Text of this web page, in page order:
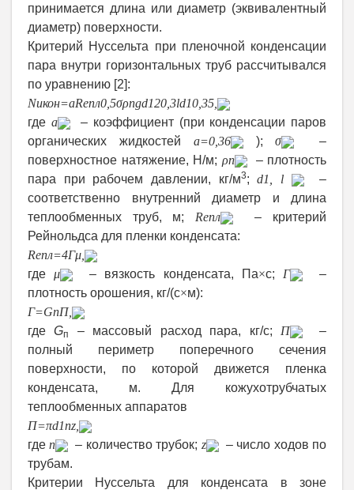
принимается длина или диаметр (эквивалентный
диаметр) поверхности.
Критерий Нуссельта при пленочной конденсации
пара внутри горизонтальных труб рассчитывался
по уравнению [2]:
Nuкон=aReпл0,5σρпgd120,3ld10,35
где a
– коэффициент (при конденсации паров
органических жидкостей a=0,36 );σ
–
поверхностное натяжение, Н/м; ρп
– плотность
пара при рабочем давлении, кг/м3;d1 l
–
соответственно внутренний диаметр и длина
теплообменных труб, м; Reпл
– критерий
Рейнольдса для пленки конденсата:
Reпл=4Гμ
гдеμ – вязкость конденсата, Па×с; Г
–
плотность орошения, кг/(с×м):
Г=GпП,
гдеGп – массовый расход пара, кг/с; П
–
полный периметр поперечного сечения
поверхности, по которой движется пленка
конденсата, м. Для кожухотрубчатых
теплообменных аппаратов
П=πd1nz
гдеn – количество трубок; z
– число ходов по
трубам.
Критерии Нуссельта для конденсата в зоне